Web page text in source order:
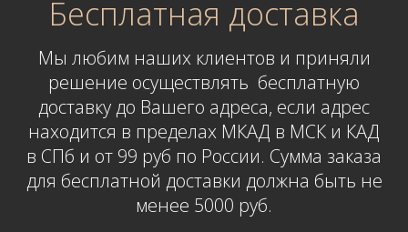
Бесплатная доставка
Мы любим наших клиентов и приняли
решение осуществлять бесплатную
доставку до Вашего адреса, если адрес
находится в пределах МКАД в МСК и КАД
в СПб и от 99 руб по России. Сумма заказа
для бесплатной доставки должна быть не
менее 5000 руб.